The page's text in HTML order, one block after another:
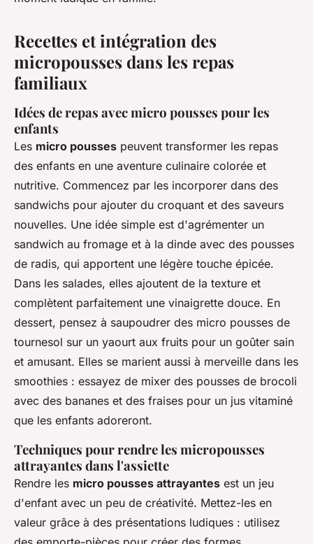
Recettes et intégration des
micropousses dans les repas
familiaux
Idées de repas avec micro pousses pour les
enfants
Les micro pousses peuvent transformer les repas
des enfants en une aventure culinaire colorée et
nutritive. Commencez par les incorporer dans des
sandwichs pour ajouter du croquant et des saveurs
nouvelles. Une idée simple est d'agrémenter un
sandwich au fromage et à la dinde avec des pousses
de radis, qui apportent une légère touche épicée.
Dans les salades, elles ajoutent de la texture et
complètent parfaitement une vinaigrette douce. En
dessert, pensez à saupoudrer des micro pousses de
tournesol sur un yaourt aux fruits pour un goûter sain
et amusant. Elles se marient aussi à merveille dans les
smoothies : essayez de mixer des pousses de brocoli
avec des bananes et des fraises pour un jus vitaminé
que les enfants adoreront.
Techniques pour rendre les micropousses
attrayantes dans l'assiette
Rendre les micro pousses attrayantes est un jeu
d'enfant avec un peu de créativité. Mettez-les en
valeur grâce à des présentations ludiques : utilisez